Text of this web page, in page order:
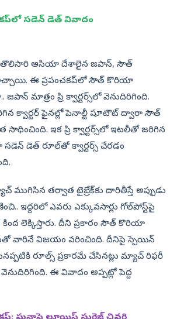
సడెన్‌ డెత్‌ వివాదం
తొలిసారి ఆసియా దేశాలైన జపాన్‌, సౌత్‌
ఈ ప్రపంచకప్‌లో సౌత్‌ కొరియా
మాత్రం ప్రి క్వార్టర్స్‌లో వెనుదిరిగింది.
క్వార్టర్‌ ఫైనల్లో పెనాల్టీ షూటౌట్‌ ద్వారా సౌత్‌
ఇక ప్రి క్వార్టర్స్‌లో ఇటలీతో జరిగిన
డెత్‌ రూల్‌తో క్వార్టర్స్‌ చేరడం
తర్వాత టైబ్రేక్‌కు దారితీస్తే అప్పుడు
ఇద్దరిలో ఎవరు ఎక్కువసార్లు గోల్‌పోస్ట్‌పై
లెక్కిస్తారు. దీని ప్రకారం సౌత్‌ కొరియా
వారినే విజయం వరించింది. దీనిపై స్పెయిన్‌
రూల్స్‌ ప్రకారమే చేసినట్లు మ్యాచ్‌ రిఫరీ
ఈ వివాదం అప్పట్లో పెద్ద